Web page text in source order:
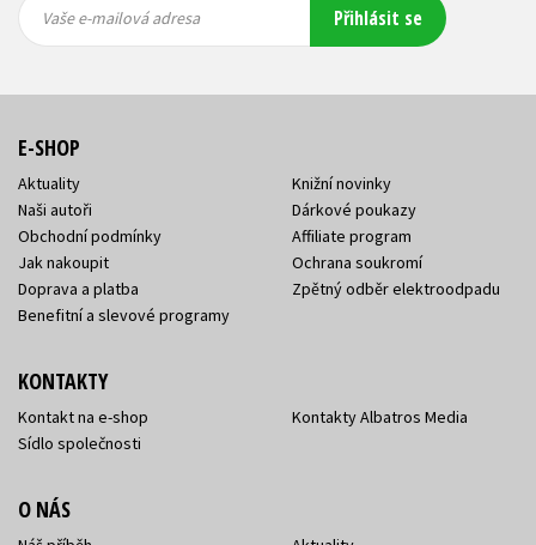
mailová
mailová
Vaše e-mailová adresa Přihlásit se
E-SHOP
Aktuality
Naši autoři
Obchodní podmínky
Jak nakoupit
Doprava a platba
Benefitní a slevové programy
Knižní novinky
Dárkové poukazy
Affiliate program
Ochrana soukromí
Zpětný odběr elektroodpadu
KONTAKTY
Kontakt na e-shop
Sídlo společnosti
Kontakty Albatros Media
O NÁS